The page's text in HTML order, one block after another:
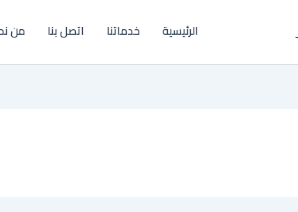
الرئيسية خدماتنا اتصل بنا من